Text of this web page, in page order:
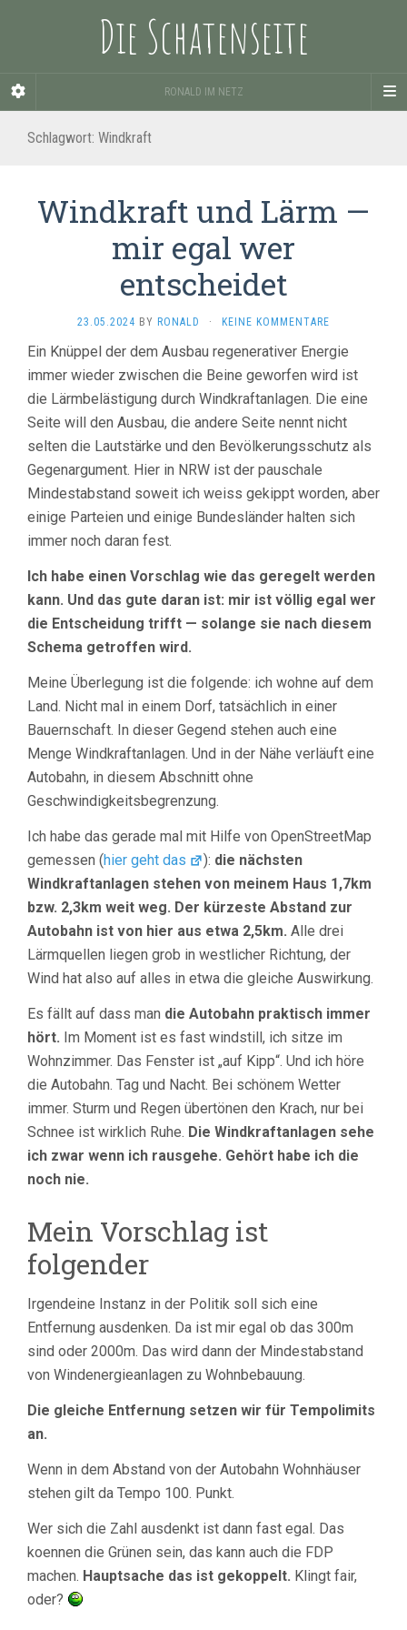
Die Schatenseite
RONALD IM NETZ
Schlagwort: Windkraft
Windkraft und Lärm —
mir egal wer
entscheidet
23.05.2024 BY RONALD · KEINE KOMMENTARE
Ein Knüppel der dem Ausbau regenerativer Energie
immer wieder zwischen die Beine geworfen wird ist
die Lärmbelästigung durch Windkraftanlagen. Die eine
Seite will den Ausbau, die andere Seite nennt nicht
selten die Lautstärke und den Bevölkerungsschutz als
Gegenargument. Hier in NRW ist der pauschale
Mindestabstand soweit ich weiss gekippt worden, aber
einige Parteien und einige Bundesländer halten sich
immer noch daran fest.
Ich habe einen Vorschlag wie das geregelt werden
kann. Und das gute daran ist: mir ist völlig egal wer
die Entscheidung trifft — solange sie nach diesem
Schema getroffen wird.
Meine Überlegung ist die folgende: ich wohne auf dem
Land. Nicht mal in einem Dorf, tatsächlich in einer
Bauernschaft. In dieser Gegend stehen auch eine
Menge Windkraftanlagen. Und in der Nähe verläuft eine
Autobahn, in diesem Abschnitt ohne
Geschwindigkeitsbegrenzung.
Ich habe das gerade mal mit Hilfe von OpenStreetMap
gemessen (hier geht das ): die nächsten
Windkraftanlagen stehen von meinem Haus 1,7km
bzw. 2,3km weit weg. Der kürzeste Abstand zur
Autobahn ist von hier aus etwa 2,5km. Alle drei
Lärmquellen liegen grob in westlicher Richtung, der
Wind hat also auf alles in etwa die gleiche Auswirkung.
Es fällt auf dass man die Autobahn praktisch immer
hört. Im Moment ist es fast windstill, ich sitze im
Wohnzimmer. Das Fenster ist „auf Kipp“. Und ich höre
die Autobahn. Tag und Nacht. Bei schönem Wetter
immer. Sturm und Regen übertönen den Krach, nur bei
Schnee ist wirklich Ruhe. Die Windkraftanlagen sehe
ich zwar wenn ich rausgehe. Gehört habe ich die
noch nie.
Mein Vorschlag ist
folgender
Irgendeine Instanz in der Politik soll sich eine
Entfernung ausdenken. Da ist mir egal ob das 300m
sind oder 2000m. Das wird dann der Mindestabstand
von Windenergieanlagen zu Wohnbebauung.
Die gleiche Entfernung setzen wir für Tempolimits
an.
Wenn in dem Abstand von der Autobahn Wohnhäuser
stehen gilt da Tempo 100. Punkt.
Wer sich die Zahl ausdenkt ist dann fast egal. Das
koennen die Grünen sein, das kann auch die FDP
machen. Hauptsache das ist gekoppelt. Klingt fair,
oder?